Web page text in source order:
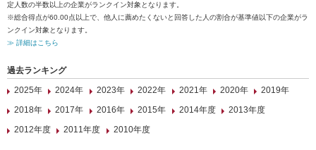
定人数の半数以上の企業がランクイン対象となります。
※総合得点が60.00点以上で、他人に薦めたくないと回答した人の割合が基準値以下の企業がラ
ンクイン対象となります。
≫ 詳細はこちら
過去ランキング
2025年
2024年 2023年 2022年 2021年 2020年
2019年
2018年
2017年 2016年 2015年 2014年度
2013年度
2012年度
2011年度 2010年度